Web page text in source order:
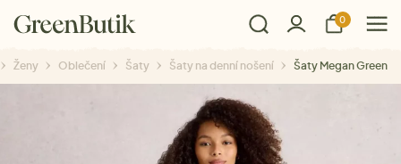
0
Ženy Oblečení Šaty Šaty na denní nošení Šaty Megan Green